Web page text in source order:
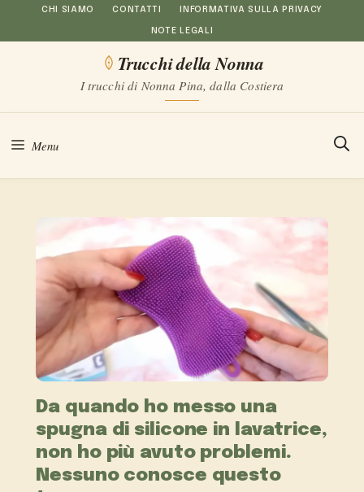
al
CHI SIAMO CONTATTI INFORMATIVA SULLA PRIVACY
NOTE LEGALI
Trucchi della Nonna
I trucchi di Nonna Pina, dalla Costiera
Menu
Da quando ho messo una
spugna di silicone in lavatrice,
non ho più avuto problemi.
Nessuno conosce questo